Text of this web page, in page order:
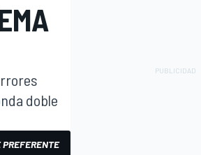
doble
PREFERENTE